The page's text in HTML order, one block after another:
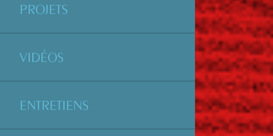
PROJETS
VIDÉOS
ENTRETIENS